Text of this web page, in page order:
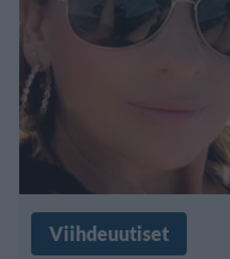
Viihdeuutiset